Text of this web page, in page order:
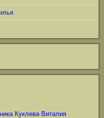
Куклева Виталия